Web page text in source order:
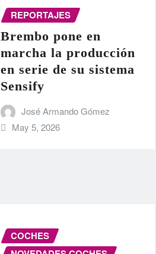
REPORTAJES
Brembo pone en
marcha la producción
en serie de su sistema
Sensify
José Armando Gómez
May 5, 2026
COCHES